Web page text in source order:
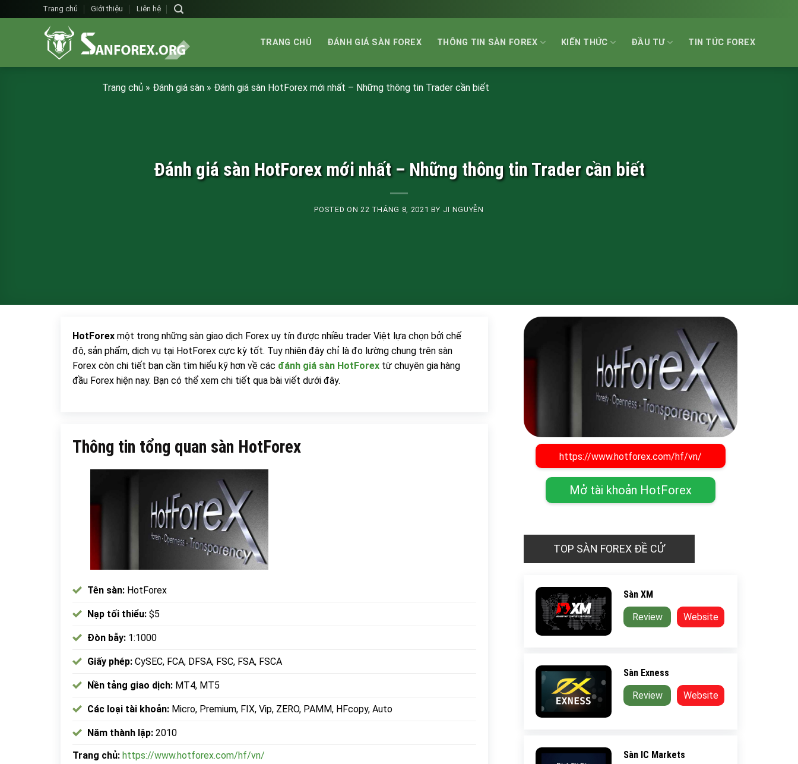
to
Trang chủ Giới thiệu Liên hệ
TRANG CHỦ ĐÁNH GIÁ SÀN FOREX THÔNG TIN SÀN FOREX KIẾN THỨC ĐẦU TƯ TIN TỨC FOREX
Trang chủ » Đánh giá sàn » Đánh giá sàn HotForex mới nhất – Những thông tin Trader cần biết
Đánh giá sàn HotForex mới nhất – Những thông tin Trader cần biết
POSTED ON 22 THÁNG 8, 2021 BY JI NGUYỄN
HotForex một trong những sàn giao dịch Forex uy tín được nhiều trader Việt lựa chọn bởi chế
độ, sản phẩm, dịch vụ tại HotForex cực kỳ tốt. Tuy nhiên đây chỉ là đo lường chung trên sàn
Forex còn chi tiết bạn cần tìm hiểu kỹ hơn về các đánh giá sàn HotForex từ chuyên gia hàng
đầu Forex hiện nay. Bạn có thể xem chi tiết qua bài viết dưới đây.
Thông tin tổng quan sàn HotForex
Tên sàn: HotForex
Nạp tối thiểu: $5
Đòn bẫy: 1:1000
Giấy phép: CySEC, FCA, DFSA, FSC, FSA, FSCA
Nền tảng giao dịch: MT4, MT5
Các loại tài khoản: Micro, Premium, FIX, Vip, ZERO, PAMM, HFcopy, Auto
Năm thành lập: 2010
Trang chủ: https://www.hotforex.com/hf/vn/
https://www.hotforex.com/hf/vn/
Mở tài khoản HotForex
TOP SÀN FOREX ĐỀ CỬ
Sàn XM
Review
Website
Sàn Exness
Review
Website
Sàn IC Markets